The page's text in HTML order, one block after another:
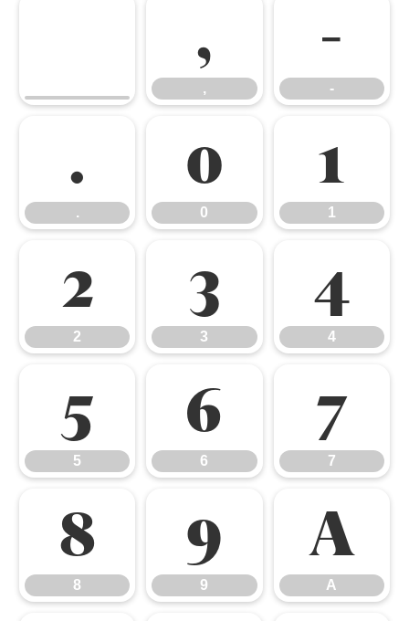
,
,
-
-
.
.
0
0
1
1
2
2
3
3
4
4
5
5
6
6
7
7
8
8
9
9
A
A